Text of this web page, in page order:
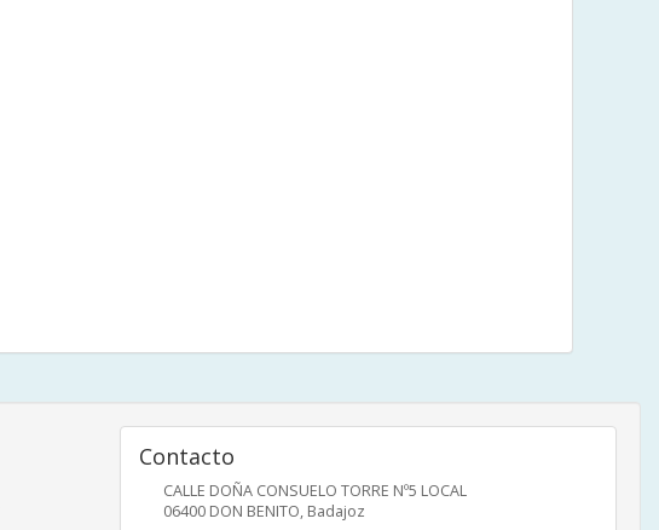
Contacto
CALLE DOÑA CONSUELO TORRE Nº5 LOCAL
06400 DON BENITO, Badajoz